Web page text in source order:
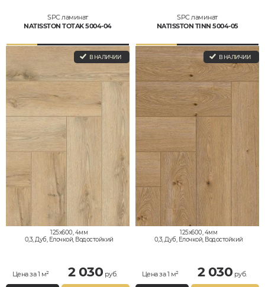
SPC ламинат
NATISSTON TOTAK 5004-04
В НАЛИЧИИ
125x600, 4мм
0,3, Дуб, Елочкой, Водостойкий
Цена за 1 м² 2 030 руб.
SPC ламинат
NATISSTON TINN 5004-05
В НАЛИЧИИ
125x600, 4мм
0,3, Дуб, Елочкой, Водостойкий
Цена за 1 м² 2 030 руб.